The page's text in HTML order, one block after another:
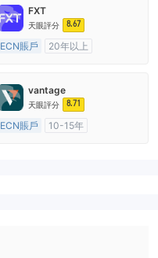
FXT
天眼評分 8.67
ECN賬戶
20年以上
主標MT4
vantage
天眼評分 8.71
ECN賬戶
10-15年